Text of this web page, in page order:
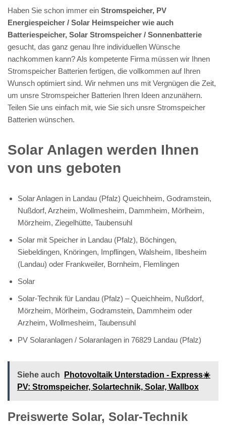
Haben Sie schon immer ein Stromspeicher, PV
Energiespeicher / Solar Heimspeicher wie auch
Batteriespeicher, Solar Stromspeicher / Sonnenbatterie
gesucht, das ganz genau Ihre individuellen Wünsche
nachkommen kann? Als kompetente Firma müssen wir Ihnen
Stromspeicher Batterien fertigen, die vollkommen auf Ihren
Wunsch optimiert sind. Wir nehmen uns mit Vergnügen die Zeit,
um unsre Stromspeicher Batterien Ihren Ideen anzunähern.
Teilen Sie uns einfach mit, wie Sie sich unsre Stromspeicher
Batterien wünschen.
Solar Anlagen werden Ihnen
von uns geboten
Solar Anlagen in Landau (Pfalz) Queichheim, Godramstein,
Nußdorf, Arzheim, Wollmesheim, Dammheim, Mörlheim,
Mörzheim, Ziegelhütte, Taubensuhl
Solar mit Speicher in Landau (Pfalz), Böchingen,
Siebeldingen, Knöringen, Impflingen, Walsheim, Ilbesheim
(Landau) oder Frankweiler, Bornheim, Flemlingen
Solar
Solar-Technik für Landau (Pfalz) – Queichheim, Nußdorf,
Mörzheim, Mörlheim, Godramstein, Dammheim oder
Arzheim, Wollmesheim, Taubensuhl
PV Solaranlagen / Solaranlagen in 76829 Landau (Pfalz)
Siehe auch
Photovoltaik Unterstadion - Express☀️
PV️: Stromspeicher, Solartechnik, Solar, Wallbox
Preiswerte Solar, Solar-Technik